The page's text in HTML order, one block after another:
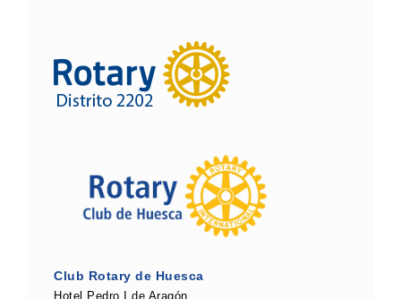
Club Rotary de Huesca
Hotel Pedro I de Aragón